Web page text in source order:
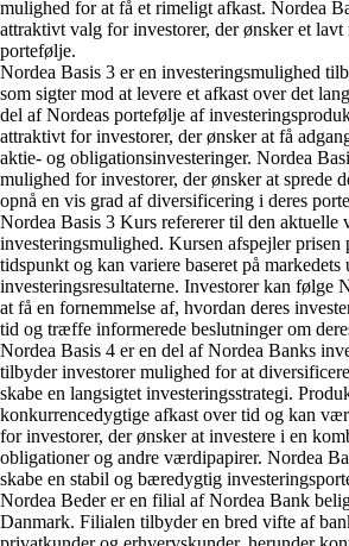
mulighed for at få et rimeligt afkast. Nordea
attraktivt valg for investorer, der ønsker et
portefølje.
Nordea Basis 3 er en investeringsmulighed
som sigter mod at levere et afkast over det
del af Nordeas portefølje af
attraktivt for investorer, der ønsker at få
aktie- og obligationsinvesteringer. Nordea
mulighed for investorer, der ønsker at sprede
opnå en vis grad af diversificering i deres
Nordea Basis 3 Kurs refererer til den
investeringsmulighed. Kursen afspejler prisen
tidspunkt og kan variere baseret på
investeringsresultaterne. Investorer kan følge
at få en fornemmelse af, hvordan deres
tid og træffe informerede beslutninger om
Nordea Basis 4 er en del af Nordea Banks
tilbyder investorer mulighed for at
skabe en langsigtet investeringsstrategi.
konkurrencedygtige afkast over tid og kan
for investorer, der ønsker at investere i en
obligationer og andre værdipapirer. Nordea
skabe en stabil og bæredygtig
Nordea Beder er en filial af Nordea Bank
Danmark. Filialen tilbyder en bred vifte af